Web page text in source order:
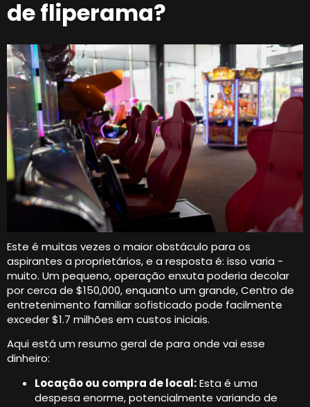
de fliperama?
Este é muitas vezes o maior obstáculo para os
aspirantes a proprietários, e a resposta é: isso varia -
muito. Um pequeno, operação enxuta poderia decolar
por cerca de $150,000, enquanto um grande, Centro de
entretenimento familiar sofisticado pode facilmente
exceder $1.7 milhões em custos iniciais.
Aqui está um resumo geral de para onde vai esse
dinheiro:
Locação ou compra de local:Esta é uma
despesa enorme, potencialmente variando de